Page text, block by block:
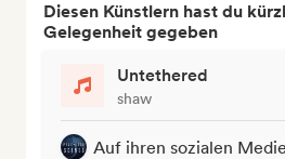
Diesen Künstlern hast du
Gelegenheit gegeben
Untethered
shaw
Auf ihren sozialen